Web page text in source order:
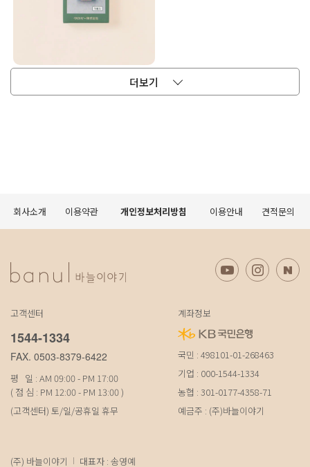
더보기
회사소개 이용약관 개인정보처리방침 이용안내 견적문의
고객센터
1544-1334
FAX. 0503-8379-6422
평 일 : AM 09:00 - PM 17:00
( 점 심 : PM 12:00 - PM 13:00 )
(고객센터) 토/일/공휴일 휴무
계좌정보
국민 : 498101-01-268463
기업 : 000-1544-1334
농협 : 301-0177-4358-71
예금주 : (주)바늘이야기
(주) 바늘이야기 대표자 : 송영예